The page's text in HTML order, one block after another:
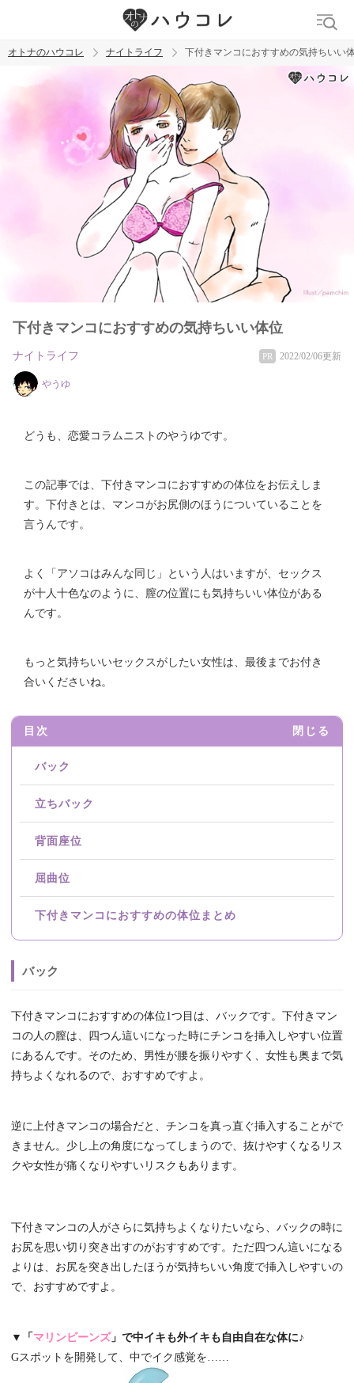
トレンド ワード
ラブグッズ 乳首 吸うやつ
オトナのハウコレ ナイトライフ 下付きマンコにおすすめの気持ちいい
下付きマンコにおすすめの気持ちいい体位
ナイトライフ PR 2022/02/06更新
やうゆ
どうも、恋愛コラムニストのやうゆです。
この記事では、下付きマンコにおすすめの体位をお伝えしま
す。下付きとは、マンコがお尻側のほうについていることを
言うんです。
よく「アソコはみんな同じ」という人はいますが、セックス
が十人十色なのように、膣の位置にも気持ちいい体位がある
んです。
もっと気持ちいいセックスがしたい女性は、最後までお付き
合いくださいね。
目次 閉じる
バック
立ちバック
背面座位
屈曲位
下付きマンコにおすすめの体位まとめ
バック
下付きマンコにおすすめの体位1つ目は、バックです。下付きマン
コの人の膣は、四つん這いになった時にチンコを挿入しやすい位置
にあるんです。そのため、男性が腰を振りやすく、女性も奥まで気
持ちよくなれるので、おすすめですよ。
逆に上付きマンコの場合だと、チンコを真っ直ぐ挿入することがで
きません。少し上の角度になってしまうので、抜けやすくなるリス
クや女性が痛くなりやすいリスクもあります。
下付きマンコの人がさらに気持ちよくなりたいなら、バックの時に
お尻を思い切り突き出すのがおすすめです。ただ四つん這いになる
よりは、お尻を突き出したほうが気持ちいい角度で挿入しやすいの
で、おすすめですよ。
▼「 マリンビーンズ 」で中イキも外イキも自由自在な体に♪
Gスポットを開発して、中でイク感覚を……